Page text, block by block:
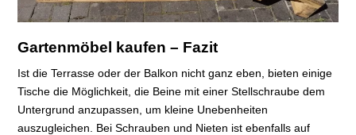
Gartenmöbel kaufen – Fazit
Ist die Terrasse oder der Balkon nicht ganz eben, bieten einige
Tische die Möglichkeit, die Beine mit einer Stellschraube dem
Untergrund anzupassen, um kleine Unebenheiten
auszugleichen. Bei Schrauben und Nieten ist ebenfalls auf